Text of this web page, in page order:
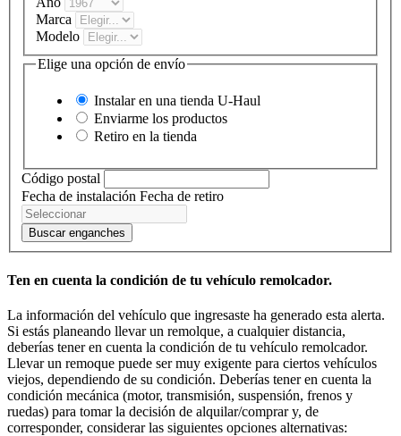
Marca
Modelo
Elige una opción de envío
Instalar en una tienda U-Haul
Enviarme los productos
Retiro en la tienda
Código postal
Fecha de instalación Fecha de retiro
Buscar enganches
Ten en cuenta la condición de tu vehículo remolcador.
La información del vehículo que ingresaste ha generado esta alerta.
Si estás planeando llevar un remolque, a cualquier distancia,
deberías tener en cuenta la condición de tu vehículo remolcador.
Llevar un remoque puede ser muy exigente para ciertos vehículos
viejos, dependiendo de su condición. Deberías tener en cuenta la
condición mecánica (motor, transmisión, suspensión, frenos y
ruedas) para tomar la decisión de alquilar/comprar y, de
corresponder, considerar las siguientes opciones alternativas: